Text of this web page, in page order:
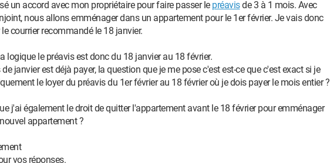
un accord avec mon propriétaire pour faire passer le préavisde 3 à 1 mois. Avec
nous allons emménager dans un appartement pour le 1er février. Je vais donc
courrier recommandé le 18 janvier.
logique le préavis est donc du 18 janvier au 18 février.
janvier est déjà payer, la question que je me pose c'est est-ce que c'est exact si je
le loyer du préavis du 1er février au 18 février où je dois payer le mois entier ?
j'ai également le droit de quitter l'appartement avant le 18 février pour emménager
appartement ?
vos réponses.